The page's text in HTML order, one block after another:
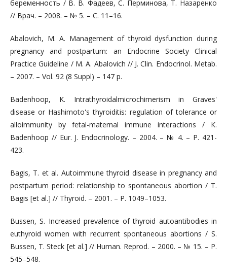
беременность / В. В. Фадеев, С. Перминова, Т. Назаренко
// Врач. – 2008. – № 5. – С. 11–16.
Abalovich, M. А. Management of thyroid dysfunction during
pregnancy and postpartum: an Endocrine Society Clinical
Practice Guideline / М. А. Abalovich // J. Clin. Endocrinol. Metab.
– 2007. – Vol. 92 (8 Suppl) – 147 р.
Badenhoop, K. Intrathyroidalmicrochimerism in Graves'
disease or Hashimoto's thyroiditis: regulation of tolerance or
alloimmunity by fetal-maternal immune interactions / К.
Badenhoop // Eur. J. Endocrinology. – 2004. – № 4. – Р. 421-
423.
Bagis, T. et al. Autoimmune thyroid disease in pregnancy and
postpartum period: relationship to spontaneous abortion / T.
Bagis [et al.] // Thyroid. – 2001. – Р. 1049–1053.
Bussen, S. Increased prevalence of thyroid autoantibodies in
euthyroid women with recurrent spontaneous abortions / S.
Bussen, T. Steck [et al.] // Human. Reprod. – 2000. – № 15. – Р.
545–548.